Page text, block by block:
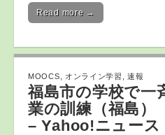
Read more →
MOOCS オンライン学習 ,速報
福島市の学校で一
業の訓練（福島）
– Yahoo!ニュース